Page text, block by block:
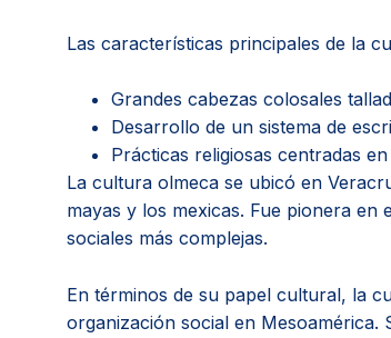
Las características principales de la
Grandes cabezas colosales
Desarrollo de un sistema de
Prácticas religiosas centradas
La cultura olmeca se ubicó en
mayas y los mexicas. Fue pionera en
sociales más complejas.
En términos de su papel cultural, la
organización social en